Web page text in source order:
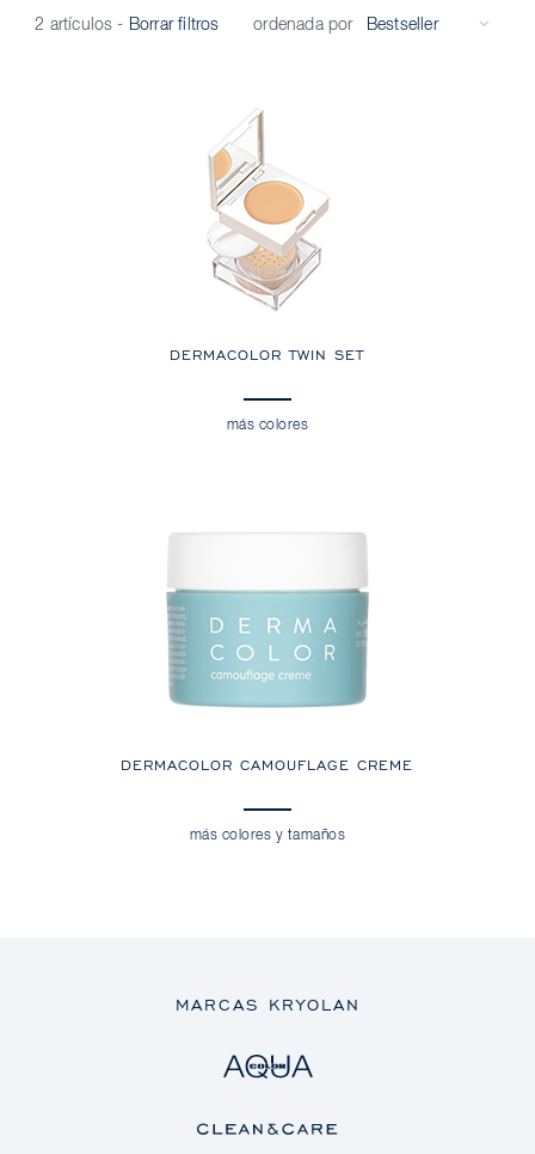
2 artículos - Borrar filtros ordenada por
DERMACOLOR TWIN SET
más colores
DERMACOLOR CAMOUFLAGE CREME
más colores y tamaños
MARCAS KRYOLAN